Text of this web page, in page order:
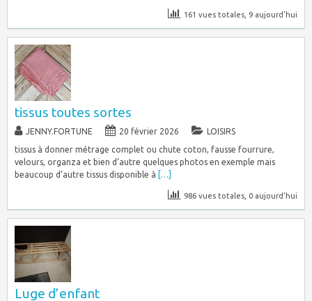
161 vues totales, 9 aujourd'hui
tissus toutes sortes
JENNY.FORTUNE 20 février 2026
LOISIRS
tissus à donner métrage complet ou chute coton, fausse fourrure,
velours, organza et bien d’autre quelques photos en exemple mais
beaucoup d’autre tissus disponible à
[…]
986 vues totales, 0 aujourd'hui
Luge d’enfant